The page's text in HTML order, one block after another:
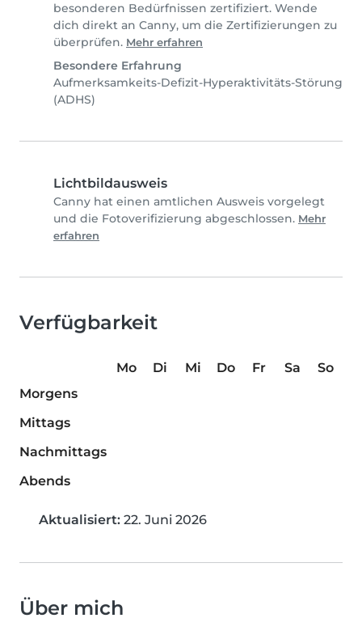
besonderen Bedürfnissen zertifiziert. Wende
dich direkt an Canny, um die Zertifizierungen zu
überprüfen. Mehr erfahren
Besondere Erfahrung
Aufmerksamkeits-Defizit-Hyperaktivitäts-Störung
(ADHS)
Lichtbildausweis
Canny hat einen amtlichen Ausweis vorgelegt
und die Fotoverifizierung abgeschlossen. Mehr
erfahren
Verfügbarkeit
Mo Di Mi Do Fr Sa
So
Morgens
Mittags
Nachmittags
Abends
Aktualisiert: 22. Juni 2026
Über mich